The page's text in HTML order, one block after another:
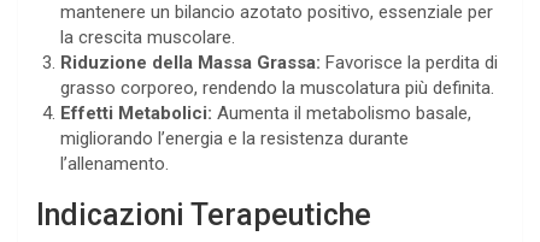
mantenere un bilancio azotato positivo, essenziale per
la crescita muscolare.
Riduzione della Massa Grassa: Favorisce la perdita di
grasso corporeo, rendendo la muscolatura più definita.
Effetti Metabolici: Aumenta il metabolismo basale,
migliorando l’energia e la resistenza durante
l’allenamento.
Indicazioni Terapeutiche